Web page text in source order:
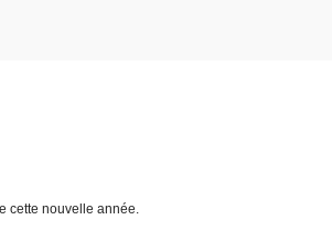
cette nouvelle année.